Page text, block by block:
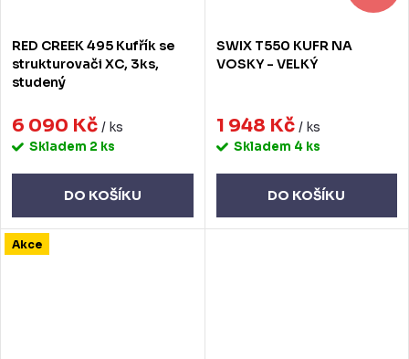
RED CREEK 495 Kufřík se
strukturovači XC, 3ks,
studený
6 090 Kč / ks
Skladem 2 ks
DO KOŠÍKU
SWIX T550 KUFR NA
VOSKY - VELKÝ
1 948 Kč / ks
Skladem 4 ks
DO KOŠÍKU
Akce